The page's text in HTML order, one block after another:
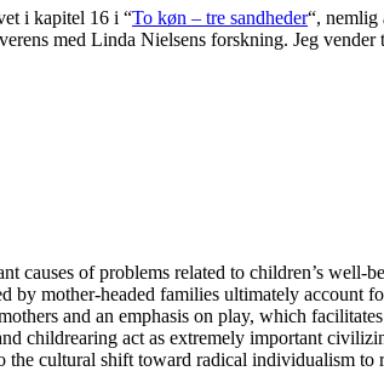
i kapitel 16 i “To køn – tre sandheder“, nemlig
med Linda Nielsens forskning. Jeg
causes of problems related to children’s
by mother-headed families ultimately account
and an emphasis on play, which
childrearing act as extremely important
cultural shift toward radical individualism to